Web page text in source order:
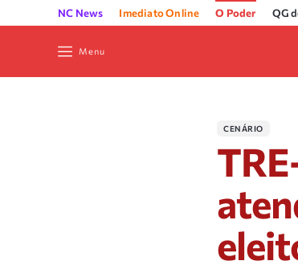
NC News Imediato Online O Poder QG
Menu
CENÁRIO